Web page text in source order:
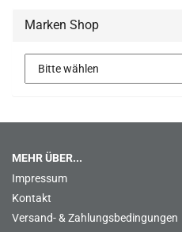
Marken Shop
MEHR ÜBER...
Impressum
Kontakt
Versand- & Zahlungsbedingungen